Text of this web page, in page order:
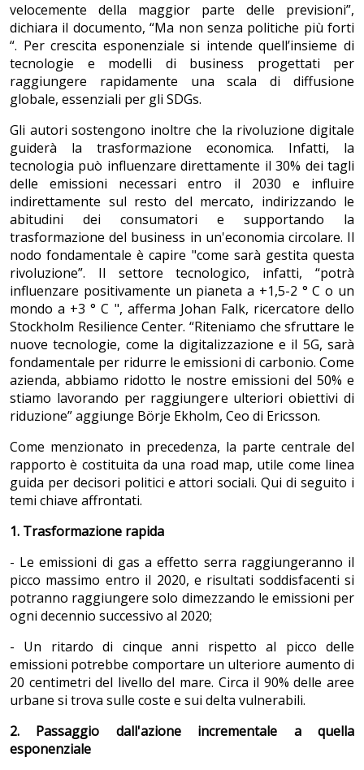
velocemente della maggior parte delle previsioni”,
dichiara il documento, “Ma non senza politiche più forti
“. Per crescita esponenziale si intende quell’insieme di
tecnologie e modelli di business progettati per
raggiungere rapidamente una scala di diffusione
globale, essenziali per gli SDGs.
Gli autori sostengono inoltre che la rivoluzione digitale
guiderà la trasformazione economica. Infatti, la
tecnologia può influenzare direttamente il 30% dei tagli
delle emissioni necessari entro il 2030 e influire
indirettamente sul resto del mercato, indirizzando le
abitudini dei consumatori e supportando la
trasformazione del business in un'economia circolare. Il
nodo fondamentale è capire "come sarà gestita questa
rivoluzione”. Il settore tecnologico, infatti, “potrà
influenzare positivamente un pianeta a +1,5-2 ° C o un
mondo a +3 ° C ", afferma Johan Falk, ricercatore dello
Stockholm Resilience Center. “Riteniamo che sfruttare le
nuove tecnologie, come la digitalizzazione e il 5G, sarà
fondamentale per ridurre le emissioni di carbonio. Come
azienda, abbiamo ridotto le nostre emissioni del 50% e
stiamo lavorando per raggiungere ulteriori obiettivi di
riduzione” aggiunge Börje Ekholm, Ceo di Ericsson.
Come menzionato in precedenza, la parte centrale del
rapporto è costituita da una road map, utile come linea
guida per decisori politici e attori sociali. Qui di seguito i
temi chiave affrontati.
1. Trasformazione rapida
- Le emissioni di gas a effetto serra raggiungeranno il
picco massimo entro il 2020, e risultati soddisfacenti si
potranno raggiungere solo dimezzando le emissioni per
ogni decennio successivo al 2020;
- Un ritardo di cinque anni rispetto al picco delle
emissioni potrebbe comportare un ulteriore aumento di
20 centimetri del livello del mare. Circa il 90% delle aree
urbane si trova sulle coste e sui delta vulnerabili.
2. Passaggio dall'azione incrementale a quella
esponenziale